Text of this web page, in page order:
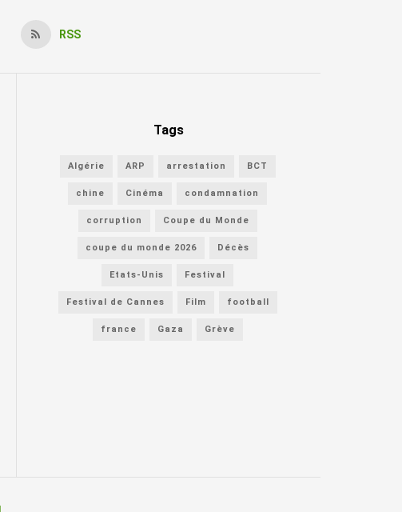
RSS
Tags
Algérie ARP arrestation BCT
chine Cinéma condamnation
corruption Coupe du Monde
coupe du monde 2026 Décès
Etats-Unis Festival
Festival de Cannes Film football
france Gaza Grève